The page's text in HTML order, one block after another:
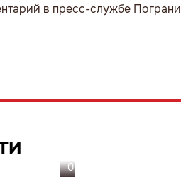
в пресс-службе
05.08.26